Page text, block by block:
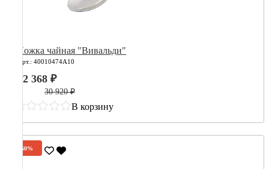
Ложка чайная "Вивальди"
Арт.: 40010474А10
12 368 ₽
30 920 ₽
В корзину
-60%